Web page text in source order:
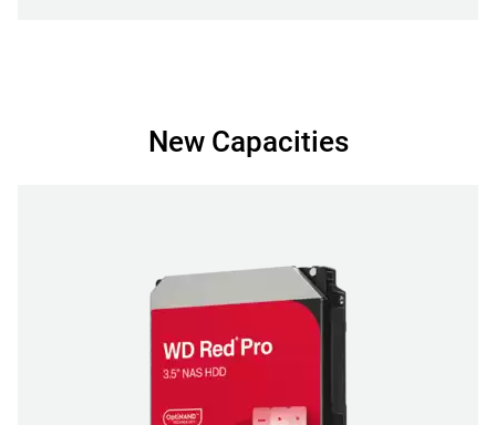
New Capacities